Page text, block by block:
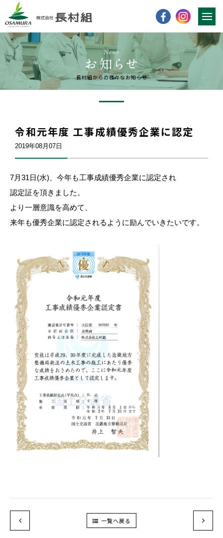
News
長村組からの様々なお知らせ
令和元年度 工事成績優秀企業に認定
2019年08月07日
7月31日(水)、今年も工事成績優秀企業に認定され
認定証を頂きました。
より一層意識を高めて、
来年も優秀企業に認定されるように励んでいきたいです。
一覧へ戻る